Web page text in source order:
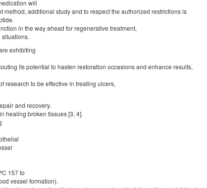
will
additional study and to respect the authorized restrictions is
in the way ahead for regenerative treatment,
exhibiting
its potential to hasten restoration occasions and enhance results,
research to be effective in treating ulcers,
and recovery.
healing broken tissues [3, 4].
157 to
vessel formation).